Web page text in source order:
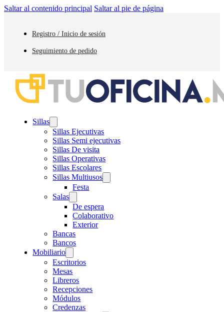
Saltar al contenido principal Saltar al pie de página
Registro / Inicio de sesión
Seguimiento de pedido
Sillas
Sillas Ejecutivas
Sillas Semi ejecutivas
Sillas De visita
Sillas Operativas
Sillas Escolares
Sillas Multiusos
Festa
Salas
De espera
Colaborativo
Exterior
Bancas
Bancos
Mobiliario
Escritorios
Mesas
Libreros
Recepciones
Módulos
Credenzas